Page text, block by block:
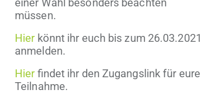
ein­er Wahl beson­ders beacht­en
müssen.
Hierkön­nt ihr euch bis zum 26.03.2021
anmelden.
Hierfind­et ihr den Zugangslink für eure
Teilnahme.